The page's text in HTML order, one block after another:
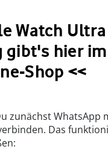
Watch
gibt's hier im
Shop <<
zunächst WhatsApp
Das